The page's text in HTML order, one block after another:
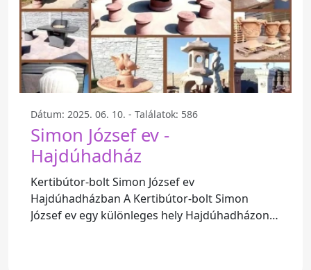
Dátum: 2025. 06. 10. - Találatok: 586
Simon József ev -
Hajdúhadház
Kertibútor-bolt Simon József ev
Hajdúhadházban A Kertibútor-bolt Simon
József ev egy különleges hely Hajdúhadházon,